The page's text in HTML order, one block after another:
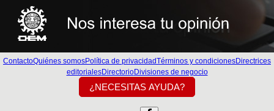
ContactoQuiénes somosPolítica de privacidadTérminos y condicionesDirectrices
editorialesDirectorioDivisiones de negocio
¿NECESITAS AYUDA?